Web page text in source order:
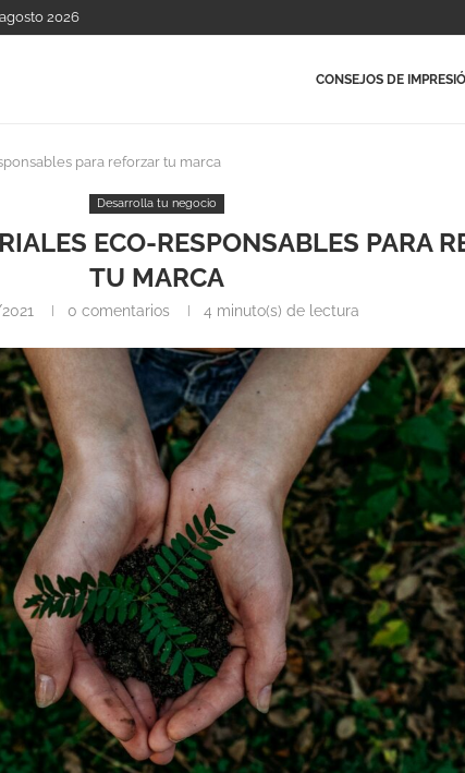
2026
CONSEJOS DE
para reforzar tu marca
Desarrolla tu negocio
ECO-RESPONSABLES PARA
TU MARCA
0 comentarios 4 minuto(s) de lectura